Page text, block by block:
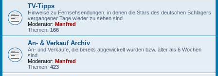
TV-Tipps
Hinweise zu Fernsehsendungen, in denen die Stars des deutschen Schlagers
vergangener Tage wieder zu sehen sind.
Moderator: Manfred
Themen: 166
An- & Verkauf Archiv
An- und Verkäufe, die bereits abgewickelt wurden bzw. älter als 6 Wochen
sind.
Moderator: Manfred
Themen: 423